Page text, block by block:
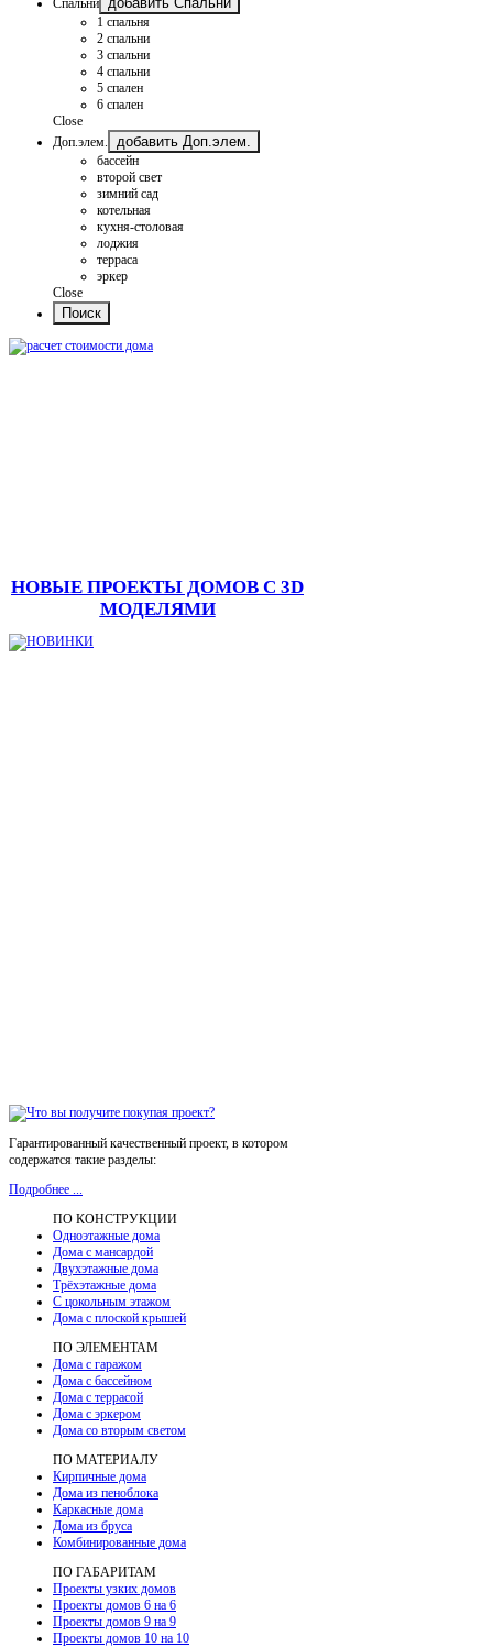
1 спальня
2 спальни
3 спальни
4 спальни
5 спален
6 спален
Close
Доп.элем.
добавить Доп.элем.
бассейн
второй свет
зимний сад
котельная
кухня-столовая
лоджия
терраса
эркер
Close
НОВЫЕ ПРОЕКТЫ ДОМОВ С 3D
МОДЕЛЯМИ
Гарантированный качественный проект, в котором
содержатся такие разделы:
Подробнее ...
ПО КОНСТРУКЦИИ
Одноэтажные дома
Дома с мансардой
Двухэтажные дома
Трёхэтажные дома
С цокольным этажом
Дома с плоской крышей
ПО ЭЛЕМЕНТАМ
Дома с гаражом
Дома с бассейном
Дома с террасой
Дома с эркером
Дома со вторым светом
ПО МАТЕРИАЛУ
Кирпичные дома
Дома из пеноблока
Каркасные дома
Дома из бруса
Комбинированные дома
ПО ГАБАРИТАМ
Проекты узких домов
Проекты домов 6 на 6
Проекты домов 9 на 9
Проекты домов 10 на 10